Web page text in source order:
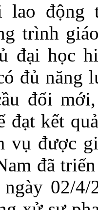
lao động
trình
đại học
đủ năng
đổi
đạt kết
vụ được
đã
02/4/